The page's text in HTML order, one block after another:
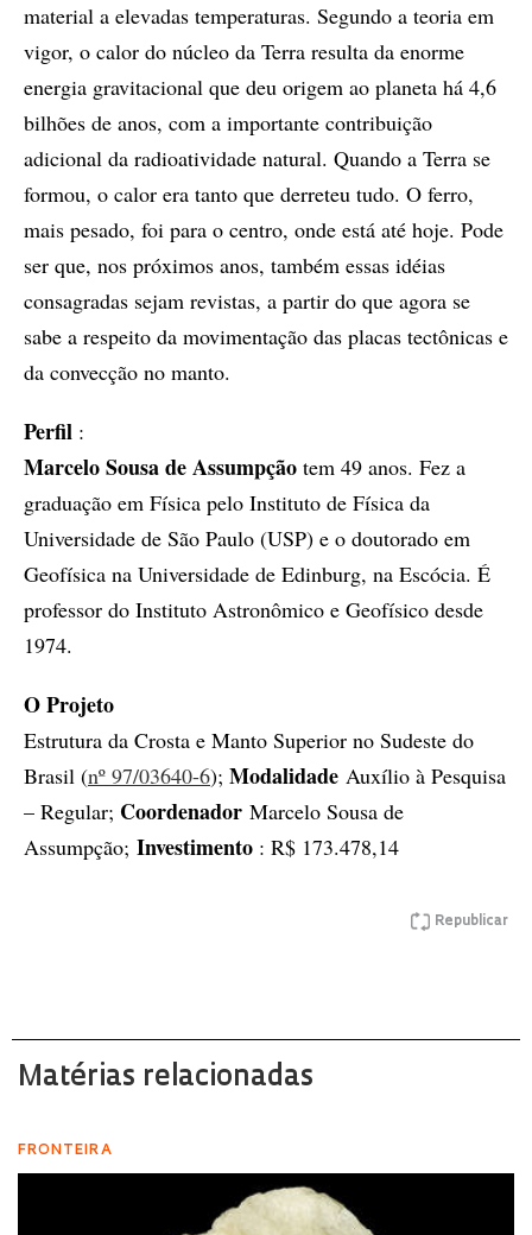
material a elevadas temperaturas. Segundo a teoria em
vigor, o calor do núcleo da Terra resulta da enorme
energia gravitacional que deu origem ao planeta há 4,6
bilhões de anos, com a importante contribuição
adicional da radioatividade natural. Quando a Terra se
formou, o calor era tanto que derreteu tudo. O ferro,
mais pesado, foi para o centro, onde está até hoje. Pode
ser que, nos próximos anos, também essas idéias
consagradas sejam revistas, a partir do que agora se
sabe a respeito da movimentação das placas tectônicas e
da convecção no manto.
Perfil :
Marcelo Sousa de Assumpção tem 49 anos. Fez a
graduação em Física pelo Instituto de Física da
Universidade de São Paulo (USP) e o doutorado em
Geofísica na Universidade de Edinburg, na Escócia. É
professor do Instituto Astronômico e Geofísico desde
1974.
O Projeto
Estrutura da Crosta e Manto Superior no Sudeste do
Brasil (nº 97/03640-6); Modalidade Auxílio à Pesquisa
– Regular; Coordenador Marcelo Sousa de
Assumpção; Investimento : R$ 173.478,14
Republicar